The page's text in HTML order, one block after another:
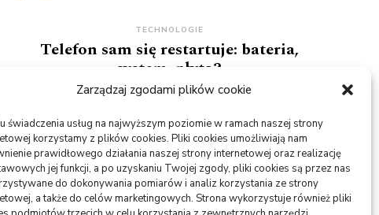
Zarządzaj zgodami plików cookie
świadczenia usług na najwyższym poziomie w ramach naszej strony
korzystamy z plików cookies. Pliki cookies umożliwiają nam
prawidłowego działania naszej strony internetowej oraz realizację
jej funkcji, a po uzyskaniu Twojej zgody, pliki cookies są przez nas
do dokonywania pomiarów i analiz korzystania ze strony
a także do celów marketingowych. Strona wykorzystuje również pliki
TECHNOLOGIE
Telefon sam się restartuje: bateria,
system, płyta?
05/08/2026
USŁUGI
PR dla marki osobistej, gdy social
media nie wystarczają
06/07/2026